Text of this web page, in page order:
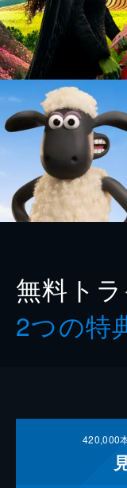
無料ト
2つの特
420,000